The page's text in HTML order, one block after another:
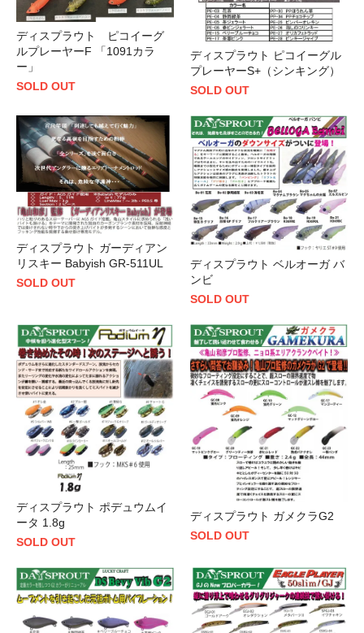
ディスプラウト ピコイーグ
ルプレーヤーF 「1091カラ
ー」
SOLD OUT
ディスプラウト ピコイーグル
プレーヤーS+（シンキング）
SOLD OUT
ディスプラウト ガーディアン
リスキー Babyish GR-511UL
SOLD OUT
ディスプラウト ベルオーガ バ
ンビ
SOLD OUT
ディスプラウト ポデュウムイ
ータ 1.8g
SOLD OUT
ディスプラウト ガメクラG2
SOLD OUT